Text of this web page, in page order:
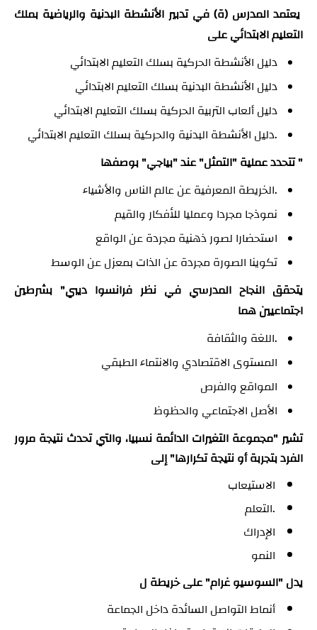
يعتمد المدرس (ة) في تدبير الأنشطة البدنية والرياضية بملك
التعليم الابتدائي على
دليل الأنشطة الحركية بسلك التعليم الابتدائي
دليل الأنشطة البدنية بسلك التعليم الابتدائي
دليل ألعاب التربية الحركية بسلك التعليم الابتدائي
.دليل الأنشطة البدنية والحركية بسلك التعليم الابتدائي
" تتحدد عملية "التمثل" عند "بياجي" بوصفها
.الخريطة المعرفية عن عالم الناس والأشياء
نموذجا مجردا وعمليا للأفكار والقيم
استحضارا لصور ذهنية مجردة عن الواقع
تكوينا الصورة مجردة عن الذات بمعزل عن الوسط
يتحقق النجاح المدرسي في نظر فرانسوا ديبي" بشرطين
اجتماعيين هما
.اللغة والثقافة
المستوى الاقتصادي والانتماء الطبقي
المواقع والفرص
الأصل الاجتماعي والحظوظ
تشير "مجموعة التغيرات الدائمة نسبيا، والتي تحدث نتيجة مرور
الفرد بتجربة أو نتيجة تكرارها" إلى
الاستيعاب
.التعلم
الإدراك
النمو
يدل "السوسيو غرام" على خريطة ل
أنماط التواصل السائدة داخل الجماعة